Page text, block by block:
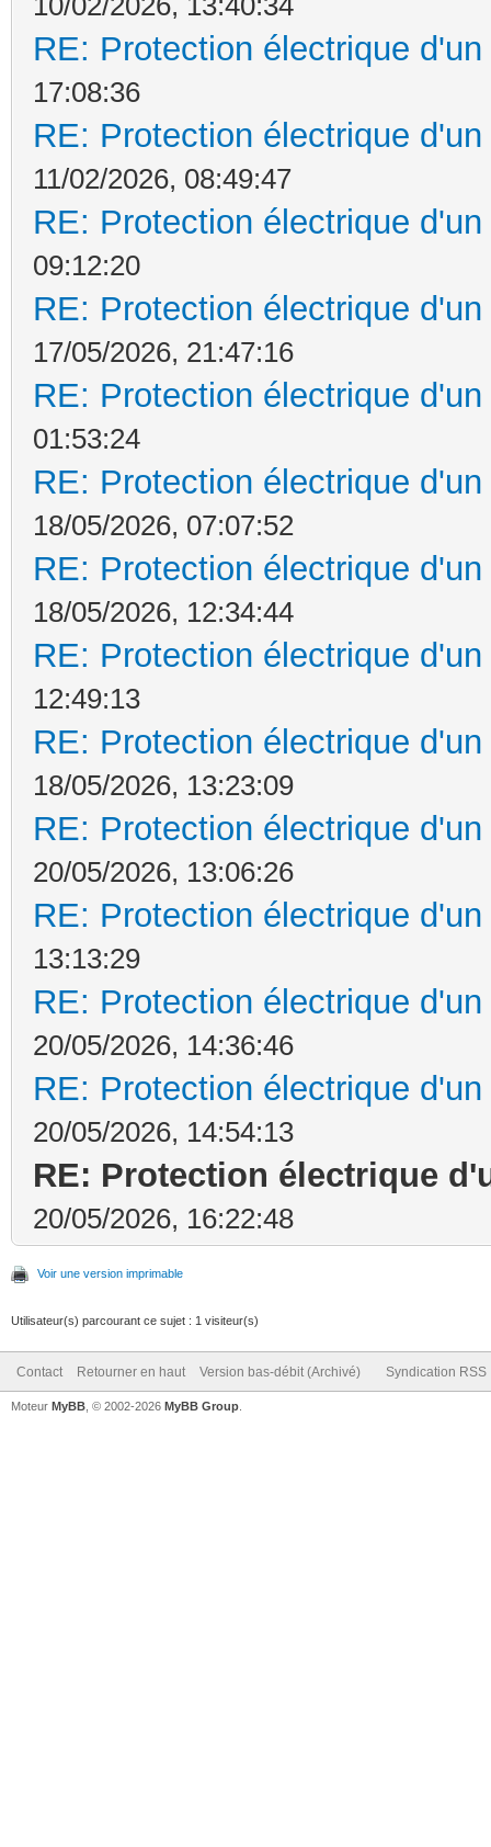
RE: Protection électrique
17:08:36
RE: Protection électrique
11/02/2026, 08:49:47
RE: Protection électrique
09:12:20
RE: Protection électrique
17/05/2026, 21:47:16
RE: Protection électrique
01:53:24
RE: Protection électrique
18/05/2026, 07:07:52
RE: Protection électrique
18/05/2026, 12:34:44
RE: Protection électrique
12:49:13
RE: Protection électrique
18/05/2026, 13:23:09
RE: Protection électrique
20/05/2026, 13:06:26
RE: Protection électrique
13:13:29
RE: Protection électrique
20/05/2026, 14:36:46
RE: Protection électrique
20/05/2026, 14:54:13
RE: Protection électrique
20/05/2026, 16:22:48
Voir une version imprimable
Utilisateur(s) parcourant ce sujet : 1 visiteur(s)
Contact Retourner en haut Version bas-débit (Archivé) Syndication RSS
Moteur MyBB , © 2002-2026 MyBB Group